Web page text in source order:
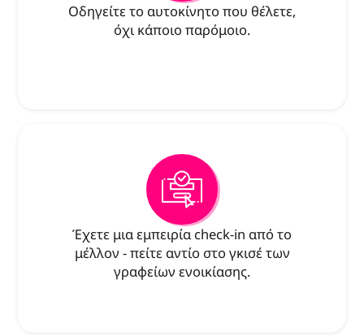
Οδηγείτε το αυτοκίνητο που θέλετε,
όχι κάποιο παρόμοιο.
Έχετε μια εμπειρία check-in από το
μέλλον - πείτε αντίο στο γκισέ των
γραφείων ενοικίασης.